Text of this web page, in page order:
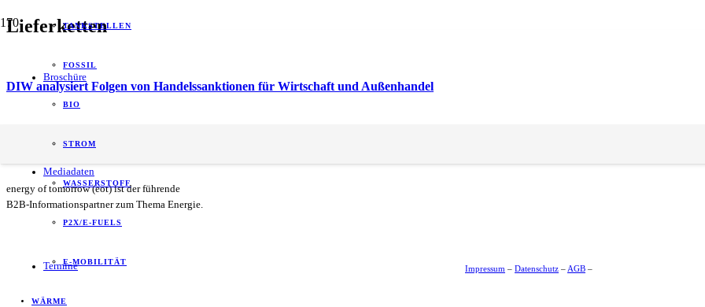
Broschüre
Mediadaten
Termine
TANKSTELLEN
FOSSIL
BIO
STROM
WASSERSTOFF
P2X/E-FUELS
E-MOBILITÄT
WÄRME
Lieferketten
DIW analysiert Folgen von Handelssanktionen für Wirtschaft und Außenhandel
energy of tomorrow (eot) ist der führende
B2B-Informationspartner zum Thema Energie.
Impressum – Datenschutz – AGB –